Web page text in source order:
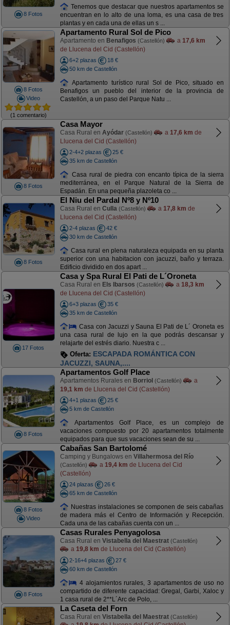
8 Fotos
Tenemos que destacar que nuestros apartamentos se
encuentran en lo alto de una loma, es una casa de tres
plantas y en cada una de ellas un s ...
8 Fotos
Video
(1 comentario)
Apartamento Rural Sol de Pico
Apartamento en Benafigos (Castellón) a 17,6 km
de Llucena del Cid (Castellón)
6+2 plazas
18 €
50 km de Castellón
Apartamento turístico rural Sol de Pico, situado en
Benafigos un pueblo del interior de la provincia de
Castellón, a un paso del Parque Natu ...
8 Fotos
Casa Mayor
Casa Rural en Ayódar (Castellón) a 17,6 km de
Llucena del Cid (Castellón)
2-4+2 plazas
25 €
35 km de Castellón
Casa rural de piedra con encanto típica de la sierra
mediterránea, en el Parque Natural de la Sierra de
Espadán. En una pequeña plazoleta co ...
8 Fotos
El Niu del Pardal Nº8 y Nº10
Casa Rural en Culla (Castellón) a 17,8 km de
Llucena del Cid (Castellón)
2-4 plazas
42 €
30 km de Castellón
Casa rural en plena naturaleza equipada en su planta
superior con una habitacion con jacuzzi, baño y terraza.
Edificio dividido en dos apart ...
17 Fotos
Casa y Spa Rural El Pati de L´Oroneta
Casa Rural en Els Ibarsos (Castellón) a 18,3 km
de Llucena del Cid (Castellón)
6+3 plazas
35 €
35 km de Castellón
Casa con Jacuzzi y Sauna El Pati de L´ Oroneta es
una casa rural de lujo en la que podrás descansar y
relajarte del estrés diario. Nuestra c ...
Oferta: ESCAPADA ROMÁNTICA CON
JACUZZI, SAUNA,....
8 Fotos
Apartamentos Golf Place
Apartamentos Rurales en Borriol (Castellón)
a
19,1 km de Llucena del Cid (Castellón)
4+1 plazas
25 €
5 km de Castellón
Apartamentos Golf Place, es un complejo de
vacaciones compuesto por 20 apartamentos totalmente
equipados para que sus vacaciones sean de su ...
8 Fotos
Video
Cabañas San Bartolomé
Camping y Bungalows en Villahermosa del Río
(Castellón) a 19,4 km de Llucena del Cid
(Castellón)
24 plazas
26 €
65 km de Castellón
Nuestras instalaciones se componen de seis cabañas
de madera más el Centro de Información y Recepción.
Cada una de las cabañas cuenta con un ...
8 Fotos
Casas Rurales Penyagolosa
Casa Rural en Vistabella del Maestrat (Castellón)
a 19,8 km de Llucena del Cid (Castellón)
2-16+4 plazas
27 €
60 km de Castellón
4 alojamientos rurales, 3 apartamentos de uso no
compartido de diferente capacidad: Gregal, Garbi, Xaloc y
1 casa rural de 2**L´Arc de Polo, ...
La Caseta del Forn
Casa Rural en Vistabella del Maestrat (Castellón)